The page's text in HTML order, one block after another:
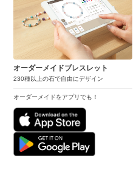
オーダーメイドブレスレット
230種以上の石で自由にデザイン
オーダーメイドをアプリでも！